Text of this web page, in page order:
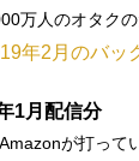
万人のオタク
年2月のバッ
1月配信分
が打って